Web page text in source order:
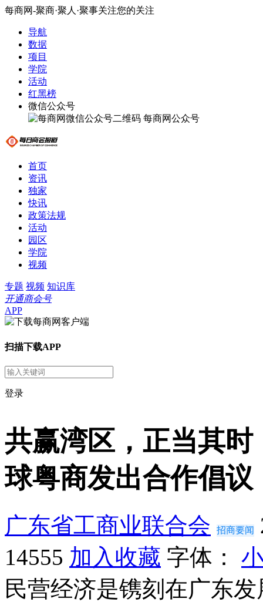
每商网-聚商·聚人·聚事关注您的关注
导航
数据
项目
学院
活动
红黑榜
微信公众号
每商网公众号
首页
资讯
独家
快讯
政策法规
活动
园区
学院
视频
专题 视频 知识库
开通商会号
APP
扫描下载APP
登录
共赢湾区，正当其时
球粤商发出合作倡议
广东省工商业联合会 招商要闻
14555 加入收藏 字体：
民营经济是镌刻在广东